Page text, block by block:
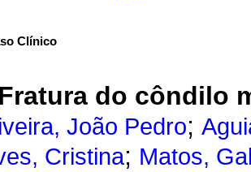
Clínico
Fratura do côndilo
João Pedro;
Cristina; Matos,